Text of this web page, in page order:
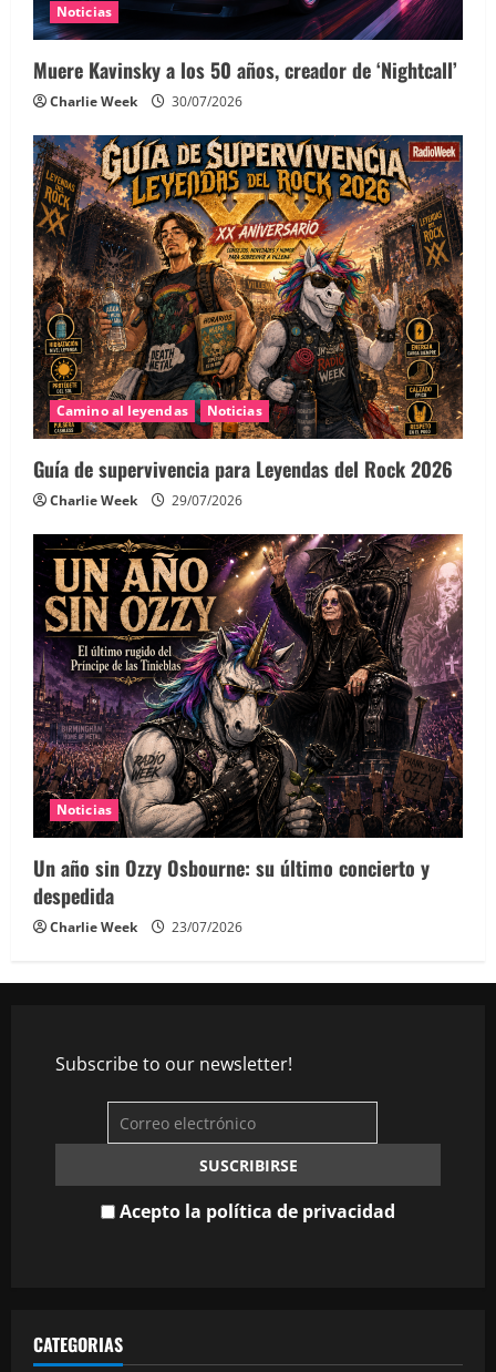
Noticias
Muere Kavinsky a los 50 años, creador de ‘Nightcall’
Charlie Week 30/07/2026
Camino al leyendas Noticias
Guía de supervivencia para Leyendas del Rock 2026
Charlie Week 29/07/2026
Noticias
Un año sin Ozzy Osbourne: su último concierto y
despedida
Charlie Week 23/07/2026
Subscribe to our newsletter!
Acepto la política de privacidad
CATEGORIAS